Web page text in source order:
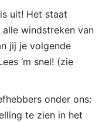
is uit! Het staat
windstreken van
jij je volgende
‘m snel! (zie
onder ons:
te zien in het